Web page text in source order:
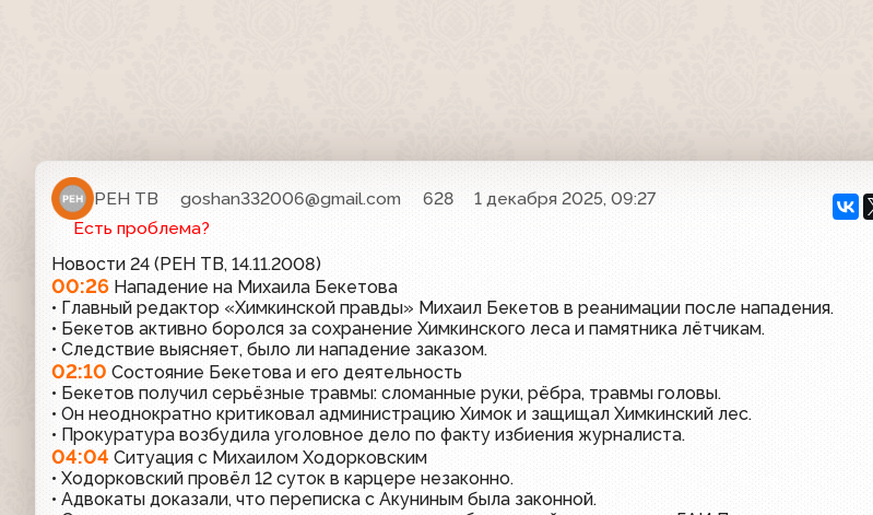
РЕН ТВ goshan332006@gmail.com 628
1 декабря 2025, 09:27
Есть проблема?
Новости 24 (РЕН ТВ, 14.11.2008)
00:26 Нападение на Михаила Бекетова
• Главный редактор «Химкинской правды» Михаил Бекетов в реанимации после нападения.
• Бекетов активно боролся за сохранение Химкинского леса и памятника лётчикам.
• Следствие выясняет, было ли нападение заказом.
02:10 Состояние Бекетова и его деятельность
• Бекетов получил серьёзные травмы: сломанные руки, рёбра, травмы головы.
• Он неоднократно критиковал администрацию Химок и защищал Химкинский лес.
• Прокуратура возбудила уголовное дело по факту избиения журналиста.
04:04 Ситуация с Михаилом Ходорковским
• Ходорковский провёл 12 суток в карцере незаконно.
• Адвокаты доказали, что переписка с Акуниным была законной.